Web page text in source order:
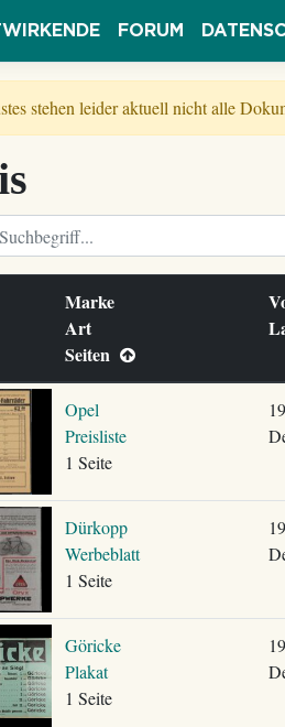
FORUM
stehen leider aktuell nicht alle
Marke
Art
Seiten
Opel
Preisliste
1 Seite
Dürkopp
Werbeblatt
1 Seite
Göricke
Plakat
1 Seite